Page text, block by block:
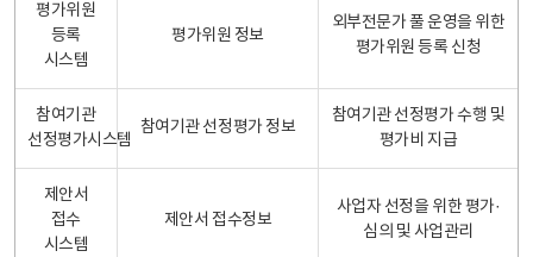
평가위원
등록
시스템
평가위원 정보
외부전문가 풀 운영을 위한
평가위원 등록 신청
참여기관
선정평가시스템
참여기관 선정평가 정보
참여기관 선정평가 수행 및
평가비 지급
제안서
접수
시스템
제안서 접수정보
사업자 선정을 위한 평가·
심의 및 사업관리